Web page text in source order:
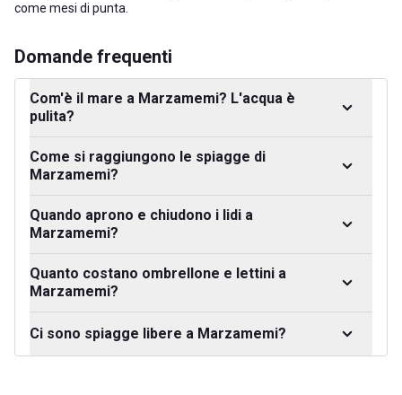
come mesi di punta.
Domande frequenti
Com'è il mare a Marzamemi? L'acqua è
pulita?
Come si raggiungono le spiagge di
Marzamemi?
Quando aprono e chiudono i lidi a
Marzamemi?
Quanto costano ombrellone e lettini a
Marzamemi?
Ci sono spiagge libere a Marzamemi?